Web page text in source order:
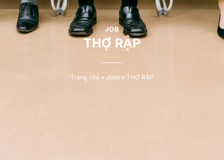
JOB
THỢ RẬP
Trang chủ »Jobs»THỢ RẬP